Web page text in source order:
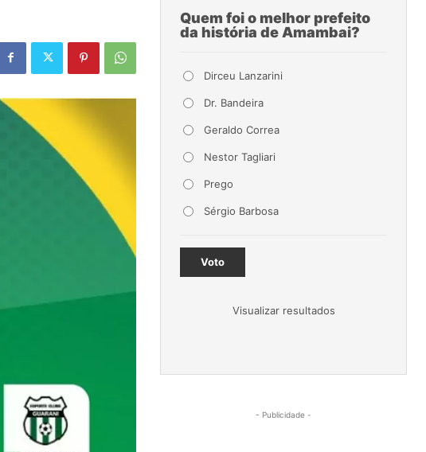
Quem foi o melhor prefeito
da história de Amambai?
Dirceu Lanzarini
Dr. Bandeira
Geraldo Correa
Nestor Tagliari
Prego
Sérgio Barbosa
Voto
Visualizar resultados
- Publicidade -